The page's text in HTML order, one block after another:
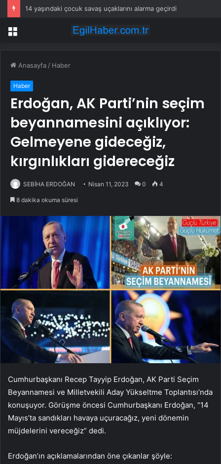
14 yaşındaki çocuk savaş uçaklarını alarma geçirdi
Menü
Anasayfa / Haber
Haber
Erdoğan, AK Parti’nin seçim
beyannamesini açıklıyor:
Gelmeyene gideceğiz,
kırgınlıkları gidereceğiz
SEBİHA ERDOĞAN Nisan 11, 2023 0 4
8 dakika okuma süresi
Cumhurbaşkanı Recep Tayyip Erdoğan, AK Parti Seçim
Beyannamesi ve Milletvekili Aday Yükseltme Toplantısı’nda
konuşuyor. Görüşme öncesi Cumhurbaşkanı Erdoğan, “14
Mayıs’ta sandıkları havaya uçuracağız, yeni dönemin
müjdelerini vereceğiz” dedi.
Erdoğan’ın açıklamalarından öne çıkanlar şöyle: